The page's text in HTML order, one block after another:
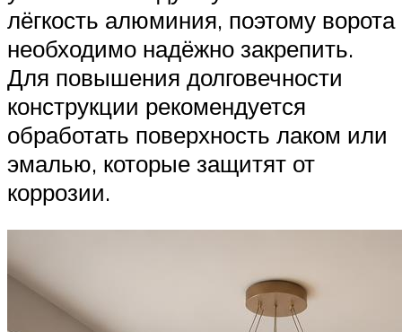
лёгкость алюминия, поэтому ворота
необходимо надёжно закрепить.
Для повышения долговечности
конструкции рекомендуется
обработать поверхность лаком или
эмалью, которые защитят от
коррозии.